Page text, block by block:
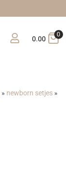
0.00
0
» newborn setjes »